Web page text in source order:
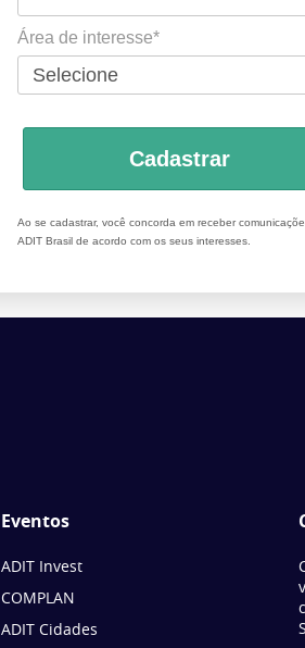
Área de interesse*
Cadastrar
Ao se cadastrar, você concorda em receber
ADIT Brasil de acordo com os seus interesses.
Eventos
ADIT Invest
COMPLAN
ADIT Cidades